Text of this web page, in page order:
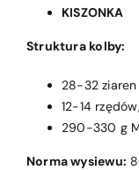
KISZONKA
Struktura kolby:
28-32
12-14
290-330 g
Norma wysiewu: